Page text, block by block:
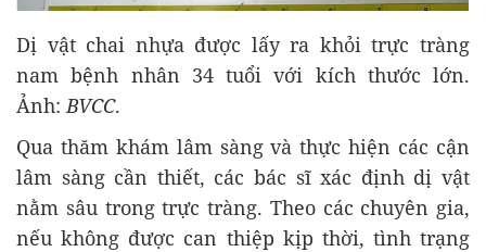
Dị vật chai nhựa được lấy ra khỏi trực tràng
nam bệnh nhân 34 tuổi với kích thước lớn.
Ảnh:BVCC.
Qua thăm khám lâm sàng và thực hiện các cận
lâm sàng cần thiết, các bác sĩ xác định dị vật
nằm sâu trong trực tràng. Theo các chuyên gia,
nếu không được can thiệp kịp thời, tình trạng